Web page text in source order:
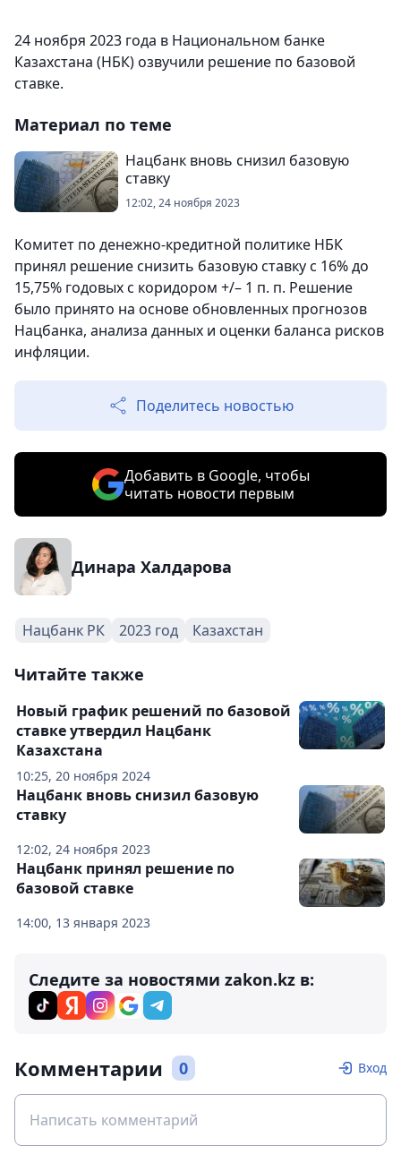
24 ноября 2023 года в Национальном банке
Казахстана (НБК) озвучили решение по базовой
ставке.
Материал по теме
Нацбанк вновь снизил базовую
ставку
12:02, 24 ноября 2023
Комитет по денежно-кредитной политике НБК
принял решение снизить базовую ставку с 16% до
15,75% годовых с коридором +/– 1 п. п. Решение
было принято на основе обновленных прогнозов
Нацбанка, анализа данных и оценки баланса рисков
инфляции.
Поделитесь новостью
Добавить в Google, чтобы
читать новости первым
Динара Халдарова
Нацбанк РК 2023 год Казахстан
Читайте также
10:25, 20 ноября 2024
Новый график решений по базовой
ставке утвердил Нацбанк
Казахстана
12:02, 24 ноября 2023
Нацбанк вновь снизил базовую
ставку
14:00, 13 января 2023
Нацбанк принял решение по
базовой ставке
Следите за новостями zakon.kz в:
Комментарии 0 Вход